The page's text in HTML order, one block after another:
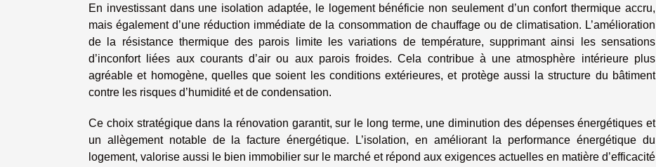
En investissant dans une isolation adaptée, le logement bénéficie non seulement d’un confort thermique accru,
mais également d’une réduction immédiate de la consommation de chauffage ou de climatisation. L’amélioration
de la résistance thermique des parois limite les variations de température, supprimant ainsi les sensations
d’inconfort liées aux courants d’air ou aux parois froides. Cela contribue à une atmosphère intérieure plus
agréable et homogène, quelles que soient les conditions extérieures, et protège aussi la structure du bâtiment
contre les risques d’humidité et de condensation.
Ce choix stratégique dans la rénovation garantit, sur le long terme, une diminution des dépenses énergétiques et
un allègement notable de la facture énergétique. L’isolation, en améliorant la performance énergétique du
logement, valorise aussi le bien immobilier sur le marché et répond aux exigences actuelles en matière d’efficacité